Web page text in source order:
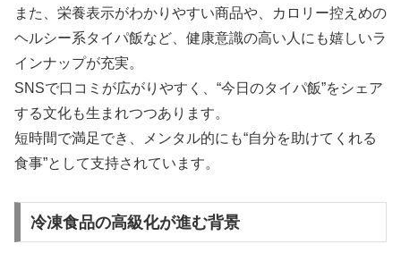
また、栄養表示がわかりやすい商品や、カロリー控えめの
ヘルシー系タイパ飯など、健康意識の高い人にも嬉しいラ
インナップが充実。
SNSで口コミが広がりやすく、“今日のタイパ飯”をシェア
する文化も生まれつつあります。
短時間で満足でき、メンタル的にも“自分を助けてくれる
食事”として支持されています。
冷凍食品の高級化が進む背景